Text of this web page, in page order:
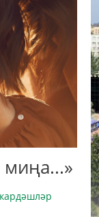
миңа...»